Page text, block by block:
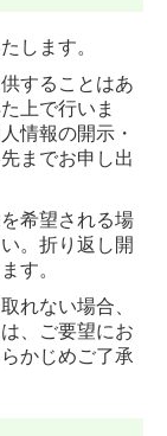
します。
することはあ
上で行いま
情報の開示・
までお申し出
希望される場
。折り返し開
す。
れない場合、
、ご要望にお
かじめご了承